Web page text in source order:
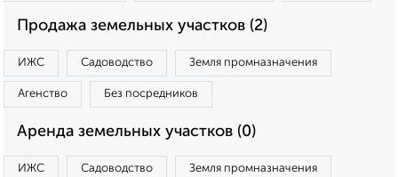
Продажа земельных участков (2)
ИЖС Садоводство Земля промназначения
Агенство Без посредников
Аренда земельных участков (0)
ИЖС Садоводство Земля промназначения